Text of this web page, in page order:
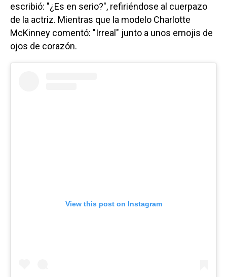
escribió: "¿Es en serio?", refiriéndose al cuerpazo
de la actriz. Mientras que la modelo Charlotte
McKinney comentó: "Irreal" junto a unos emojis de
ojos de corazón.
View this post on Instagram